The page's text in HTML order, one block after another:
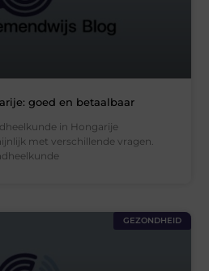
goed en betaalbaar
in Hongarije
met verschillende vragen.
GEZONDHEID